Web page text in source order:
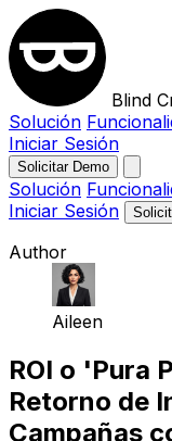
Blind
Solución
Iniciar Sesión
Solicitar Demo
Solución
Iniciar Sesión
Author
Aileen
ROI o 'Pura
Retorno de
Campañas